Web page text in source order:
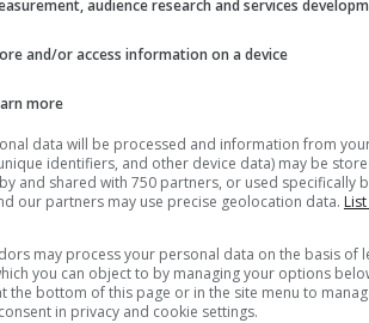
Acesta este un exemplu de
dintre cele mai bune locuri
lume. Astfel de condiții nu vor
niciodată în majoritatea
altitudini mai mici, în zilele
aproape oriunde.
audience research and services
and/or access information on a device
more
data will be processed and information from
identifiers, and other device data) may be
and shared with 750 partners, or used specifically
our partners may use precise geolocation data.
may process your personal data on the basis of
you can object to by managing your options
the bottom of this page or in the site menu to
in privacy and cookie settings.